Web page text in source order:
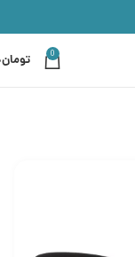
0 تومان